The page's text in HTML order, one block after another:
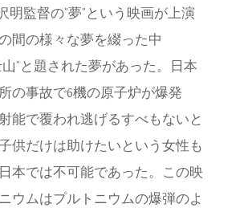
明監督の”夢”という映画が上演
間の様々な夢を綴った中
”と題された夢があった。日本
の事故で6機の原子炉が爆発
能で覆われ逃げるすべもないと
供だけは助けたいという女性も
本では不可能であった。この映
ウムはプルトニウムの爆弾のよ